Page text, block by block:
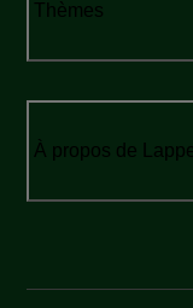
Thèmes
À propos de